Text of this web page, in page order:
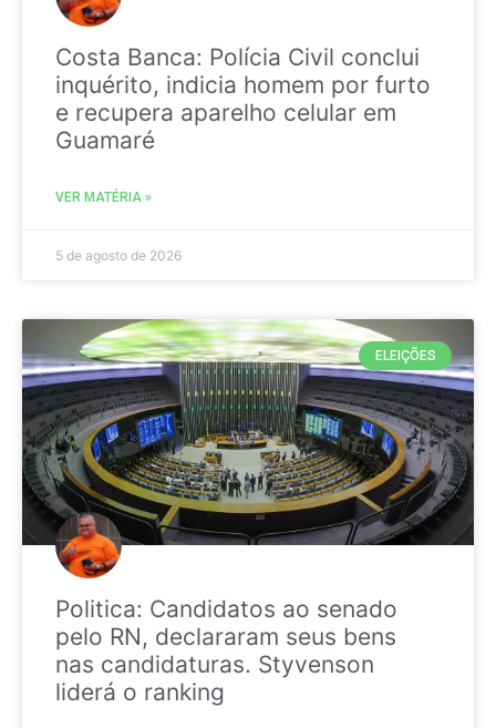
Costa Banca: Polícia Civil conclui
inquérito, indicia homem por furto
e recupera aparelho celular em
Guamaré
VER MATÉRIA »
5 de agosto de 2026
ELEIÇÕES
Politica: Candidatos ao senado
pelo RN, declararam seus bens
nas candidaturas. Styvenson
liderá o ranking